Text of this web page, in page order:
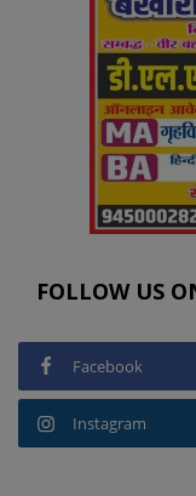
FOLLOW US
Facebook
Instagram